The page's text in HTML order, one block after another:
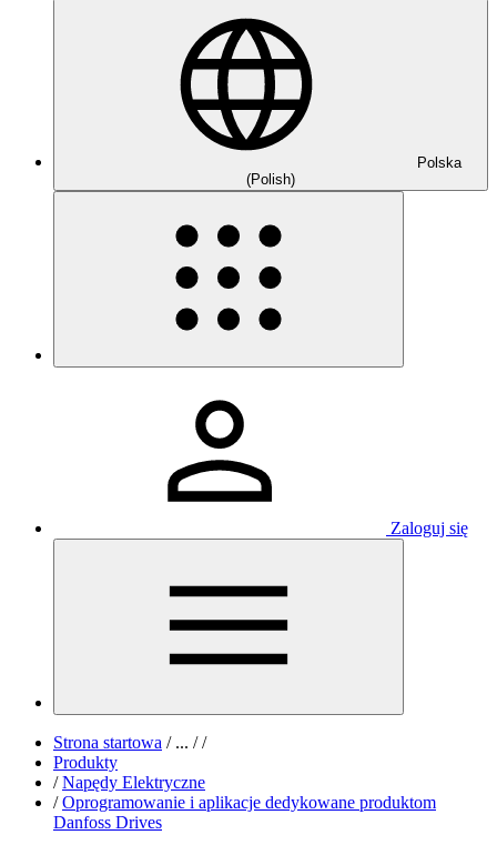
Polska
(Polish)
Zaloguj się
Strona startowa /... / /
Produkty
/ Napędy Elektryczne
/ Oprogramowanie i aplikacje dedykowane produktom
Danfoss Drives